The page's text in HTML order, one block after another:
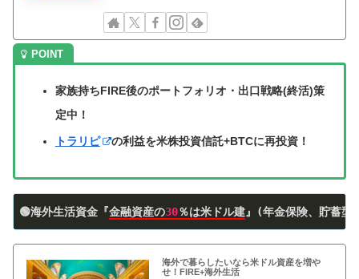
家族持ちFIRE後のポートフォリオ・出口戦略(終活)策
定中！
トラリピ の利益を米株投資信託+BTCに再投資！
🟢海外生活資金『金融資産の30％は米ドル建』(年金保険、貯蓄型
海外で暮らしたいなら米ドル資産を増や
せ！FIRE+海外生活